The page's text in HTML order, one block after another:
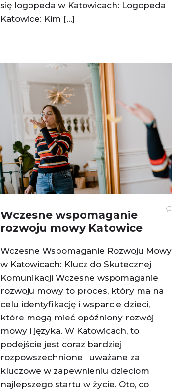
się logopeda w Katowicach: Logopeda
Katowice: Kim […]
Wczesne wspomaganie
rozwoju mowy Katowice
Wczesne Wspomaganie Rozwoju Mowy
w Katowicach: Klucz do Skutecznej
Komunikacji Wczesne wspomaganie
rozwoju mowy to proces, który ma na
celu identyfikację i wsparcie dzieci,
które mogą mieć opóźniony rozwój
mowy i języka. W Katowicach, to
podejście jest coraz bardziej
rozpowszechnione i uważane za
kluczowe w zapewnieniu dzieciom
najlepszego startu w życie. Oto, co